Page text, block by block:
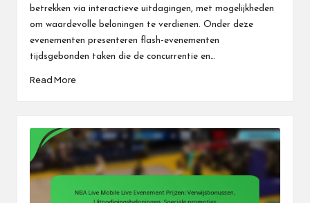
betrekken via interactieve uitdagingen, met mogelijkheden
om waardevolle beloningen te verdienen. Onder deze
evenementen presenteren flash-evenementen
tijdsgebonden taken die de concurrentie en…
Read More